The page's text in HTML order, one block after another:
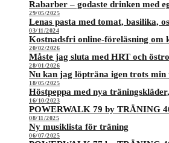
Rabarber – godaste drinken med
29/05/2025
Lenas pasta med tomat, basilika,
03/11/2024
Kostnadsfri online-föreläsning om
20/02/2026
Måste jag sluta med HRT och
28/01/2026
Nu kan jag löpträna igen trots min
18/05/2025
Höstpeppa med nya
16/10/2023
POWERWALK 79 by TRÄNING
08/11/2025
Ny musiklista för träning
06/07/2025